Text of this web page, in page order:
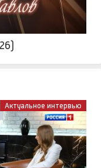
Актуальное интервью